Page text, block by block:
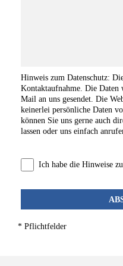
Hinweis zum Datenschutz:
Kontaktaufnahme. Die Daten
Mail an uns gesendet. Die
keinerlei persönliche Daten
können Sie uns gerne auch
lassen oder uns einfach
Ich habe die Hinweise
* Pflichtfelder